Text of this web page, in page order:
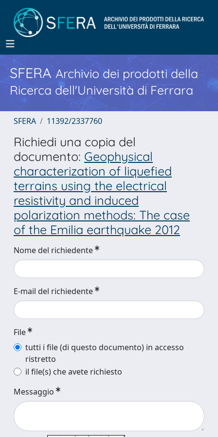
SFERA Archivio dei prodotti della
Ricerca dell'Università di Ferrara
SFERA 11392/2337760
Richiedi una copia del
documento: Geophysical
characterization of liquefied
terrains using the electrical
resistivity and induced
polarization methods: The case
of the Emilia earthquake 2012
Nome del richiedente
E-mail del richiedente
File
tutti i file (di questo documento) in accesso
ristretto
il file(s) che avete richiesto
Messaggio